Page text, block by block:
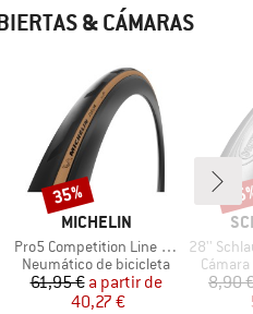
& CÁMARAS
MARCA
MICHELIN
Artículo
Pro5 Competition Line TS TLR 28'' (32-622)
Product group
Neumático de bicicleta
Precio
61,95 € Precio reducido
a partir de
40,27 €
Descuento
35%
Artículo
28'' Schlauch 18/
8,90